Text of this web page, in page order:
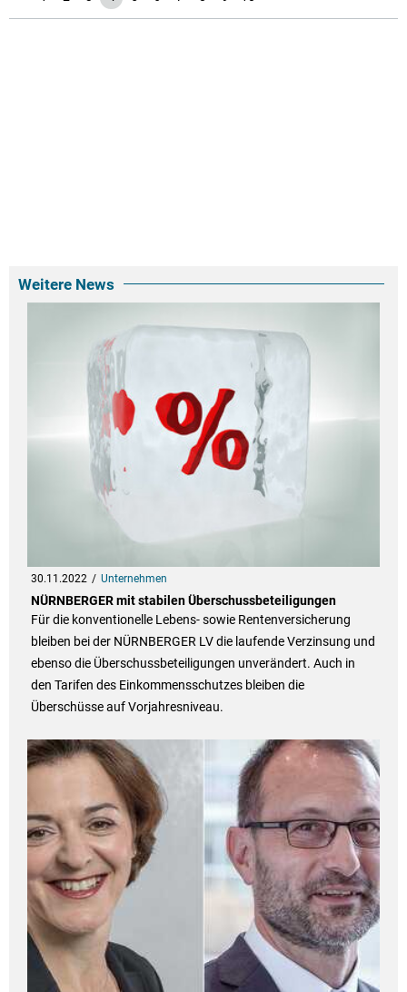
Weitere News
30.11.2022 Unternehmen
NÜRNBERGER mit stabilen Überschussbeteiligungen
Für die konventionelle Lebens- sowie Rentenversicherung
bleiben bei der NÜRNBERGER LV die laufende Verzinsung und
ebenso die Überschussbeteiligungen unverändert. Auch in
den Tarifen des Einkommensschutzes bleiben die
Überschüsse auf Vorjahresniveau.